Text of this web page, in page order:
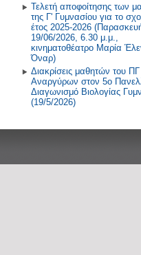
Τελετή αποφοίτησης των
της Γ' Γυμνασίου για το
έτος 2025-2026
19/06/2026, 6.30 μ.μ.,
κινηματοθέατρο Μαρία
Όναρ)
Διακρίσεις μαθητών του ΠΓ
Αναργύρων στον 5ο
Διαγωνισμό Βιολογίας
(19/5/2026)